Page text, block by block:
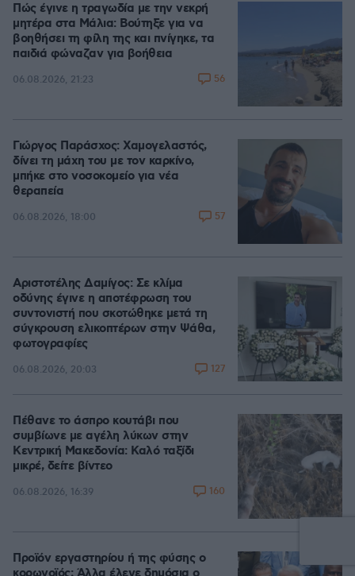
Πώς έγινε η τραγωδία με την νεκρή
μητέρα στα Μάλια: Βούτηξε για να
βοηθήσει τη φίλη της και πνίγηκε, τα
παιδιά φώναζαν για βοήθεια
06.08.2026, 21:23 56
Γιώργος Παράσχος: Χαμογελαστός,
δίνει τη μάχη του με τον καρκίνο,
μπήκε στο νοσοκομείο για νέα
θεραπεία
06.08.2026, 18:00 57
Αριστοτέλης Δαμίγος: Σε κλίμα
οδύνης έγινε η αποτέφρωση του
συντονιστή που σκοτώθηκε μετά τη
σύγκρουση ελικοπτέρων στην Ψάθα,
φωτογραφίες
06.08.2026, 20:03 127
Πέθανε το άσπρο κουτάβι που
συμβίωνε με αγέλη λύκων στην
Κεντρική Μακεδονία: Καλό ταξίδι
μικρέ, δείτε βίντεο
06.08.2026, 16:39 160
Προϊόν εργαστηρίου ή της φύσης ο